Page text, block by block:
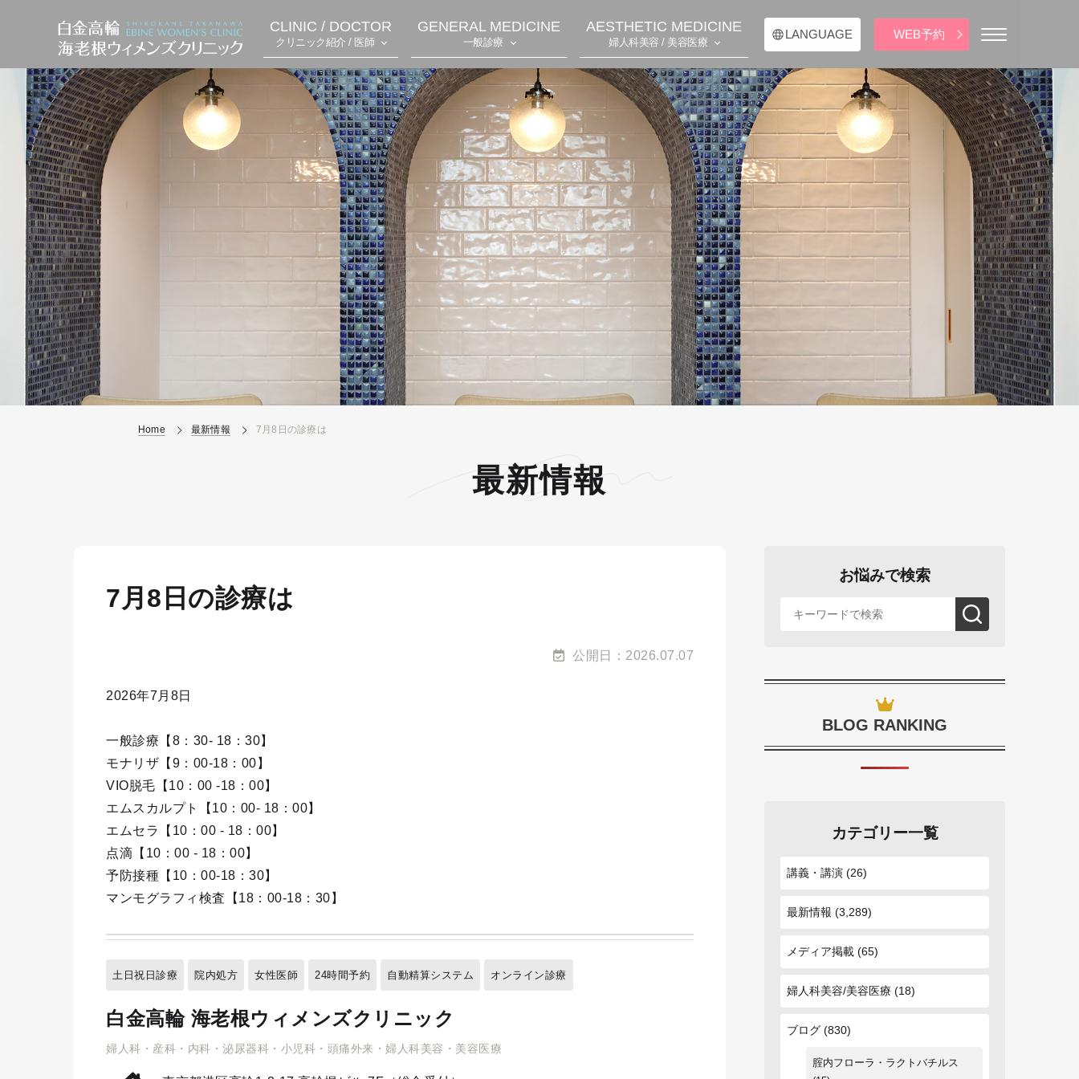
CLINIC / DOCTOR
クリニック紹介 / 医師
GENERAL MEDICINE
一般診療
AESTHETIC MEDICINE
婦人科美容 / 美容医療
LANGUAGE WEB予約
Home 最新情報 7月8日の診療は
最新情報
7月8日の診療は
公開日：2026.07.07
2026年7月8日
一般診療【8：30- 18：30】
モナリザ【9：00-18：00】
VIO脱毛【10：00 -18：00】
エムスカルプト【10：00- 18：00】
エムセラ【10：00 - 18：00】
点滴【10：00 - 18：00】
予防接種【10：00-18：30】
マンモグラフィ検査【18：00-18：30】
土日祝日診療 院内処方 女性医師 24時間予約 自動精算システム オンライン診療
白金高輪 海老根ウィメンズクリニック
婦人科・産科・内科・泌尿器科・小児科・頭痛外来・婦人科美容・美容医療
お悩みで検索
BLOG RANKING
カテゴリー一覧
講義・講演 (26)
最新情報 (3,289)
メディア掲載 (65)
婦人科美容/美容医療 (18)
ブログ (830)
腟内フローラ・ラクトバチルス